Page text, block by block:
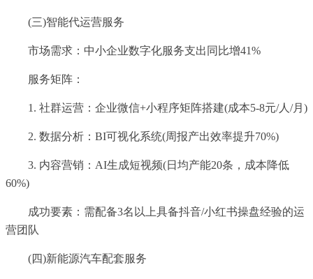
(三)智能代运营服务
市场需求：中小企业数字化服务支出同比增41%
服务矩阵：
1. 社群运营：企业微信+小程序矩阵搭建(成本5-8元/人/月)
2. 数据分析：BI可视化系统(周报产出效率提升70%)
3. 内容营销：AI生成短视频(日均产能20条，成本降低
60%)
成功要素：需配备3名以上具备抖音/小红书操盘经验的运
营团队
(四)新能源汽车配套服务